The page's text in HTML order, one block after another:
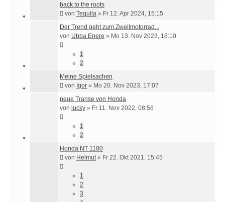
back to the roots
von Tequila » Fr 12. Apr 2024, 15:15
Der Trend geht zum Zweitmotorrad...
von Ubba Enere » Mo 13. Nov 2023, 18:10
1
2
Meine Spielsachen
von Igor » Mo 20. Nov 2023, 17:07
neue Transe von Honda
von lucky » Fr 11. Nov 2022, 08:56
1
2
Honda NT 1100
von Helmut » Fr 22. Okt 2021, 15:45
1
2
3